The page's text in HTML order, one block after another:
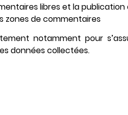
libres et la
zones de commentaires
notamment pour
données collectées.